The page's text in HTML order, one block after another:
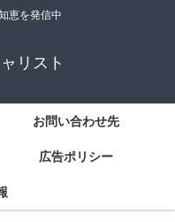
恵を発信中
リスト
お問い合わせ先
広告ポリシー